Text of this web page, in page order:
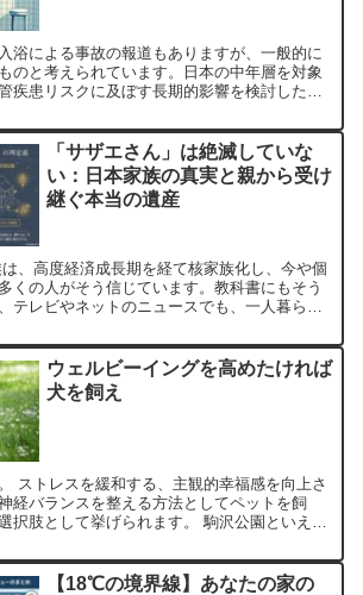
浴による事故の報道もありますが、一般的に
のと考えられています。日本の中年層を対象
疾患リスクに及ぼす長期的影響を検討した大
「サザエさん」は絶滅していな
い：日本家族の真実と親から受け
継ぐ本当の遺産
、高度経済成長期を経て核家族化し、今や個
くの人がそう信じています。教科書にもそう
テレビやネットのニュースでも、一人暮らし
ウェルビーイングを高めたければ
犬を飼え
ストレスを緩和する、主観的幸福感を向上さ
経バランスを整える方法としてペットを飼
択肢として挙げられます。 駒沢公園といえば
【18℃の境界線】あなたの家の